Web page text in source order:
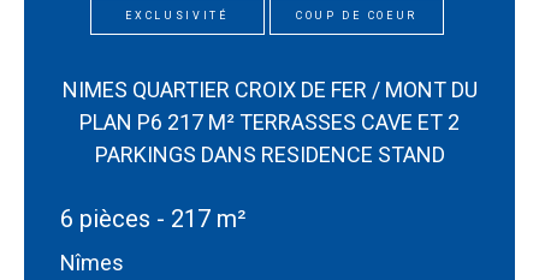
EXCLUSIVITÉ COUP DE COEUR
NIMES QUARTIER CROIX DE FER / MONT DU
PLAN P6 217 M² TERRASSES CAVE ET 2
PARKINGS DANS RESIDENCE STAND
6 pièces - 217 m²
Nîmes